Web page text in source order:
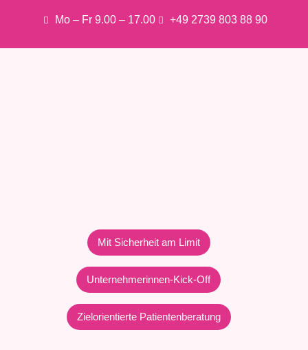
Mo – Fr 9.00 – 17.00 +49 2739 803 88 90
Mit Sicherheit am Limit
Unternehmerinnen-Kick-Off
Zielorientierte Patientenberatung